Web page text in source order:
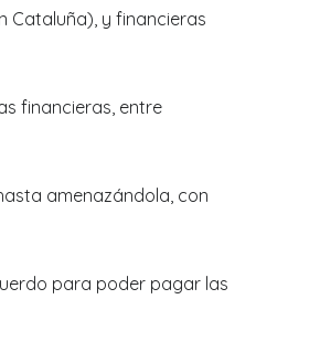
Cataluña), y financieras
financieras, entre
amenazándola, con
para poder pagar las